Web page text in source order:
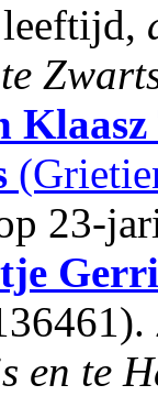
Klaasz
23-
en te